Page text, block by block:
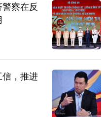
察在反
，推进